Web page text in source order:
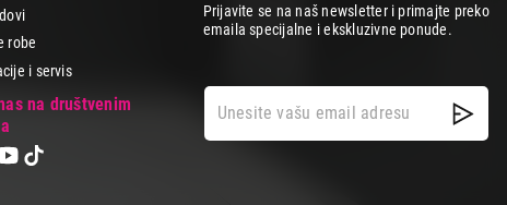
robe
i servis
na društvenim
Prijavite se na naš newsletter i primajte preko
emaila specijalne i ekskluzivne ponude.